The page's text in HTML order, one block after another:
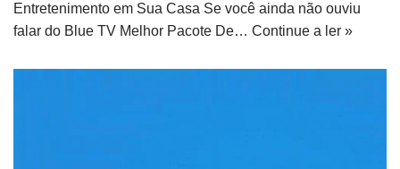
Entretenimento em Sua Casa Se você ainda não ouviu
falar do Blue TV Melhor Pacote De… Continue a ler »